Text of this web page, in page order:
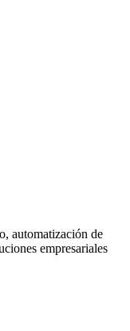
automatización de
empresariales